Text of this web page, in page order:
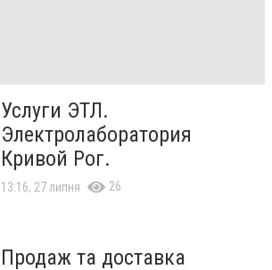
Услуги ЭТЛ.
Электролаборатория
Кривой Рог.
13:16, 27 липня 26
Продаж та доставка